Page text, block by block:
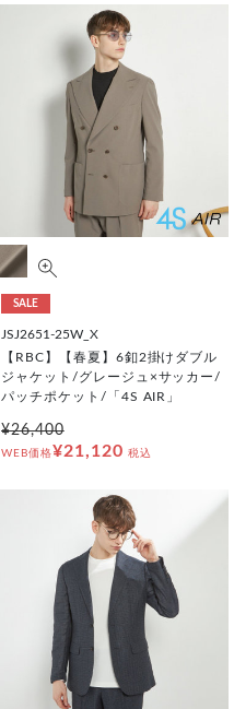
SALE
JSJ2651-25W_X
【RBC】【春夏】6釦2掛けダブル
ジャケット/グレージュ×サッカー/
パッチポケット/「4S AIR」
¥26,400
WEB価格¥21,120 税込